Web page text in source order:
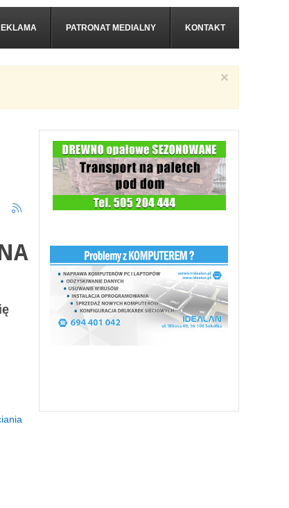
PATRONAT MEDIALNY KONTAKT
×